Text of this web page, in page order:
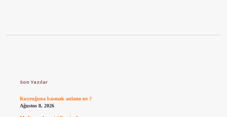
Son Yazılar
Kuyruğuna basmak anlamı ne ?
Ağustos 8, 2026